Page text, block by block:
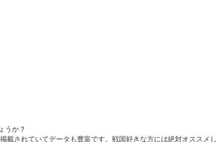
うか？
されていてデータも豊富です。戦国好きな方には絶対オススメし